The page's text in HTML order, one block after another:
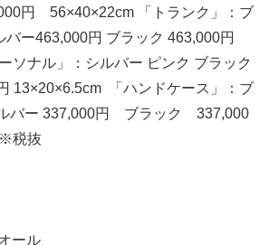
円 56×40×22cm 「トランク」：ブ
バー463,000円 ブラック 463,000円
ソナル」：シルバー ピンク ブラック
13×20×6.5cm 「ハンドケース」：ブ
バー 337,000円 ブラック 337,000
税抜
ール